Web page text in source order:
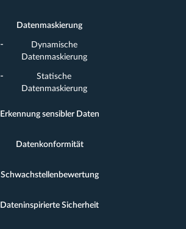
Datenmaskierung
Dynamische
Datenmaskierung
Statische
Datenmaskierung
Erkennung sensibler Daten
Datenkonformität
Schwachstellenbewertung
Dateninspirierte Sicherheit